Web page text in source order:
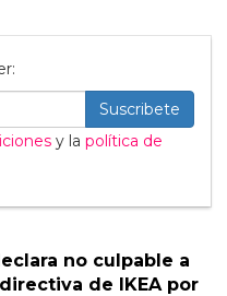
Suscribete
y la política de
no culpable a
de IKEA por